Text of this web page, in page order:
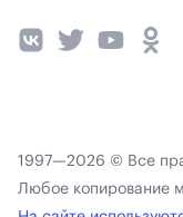
1997—2026 © Все
Любое копирование